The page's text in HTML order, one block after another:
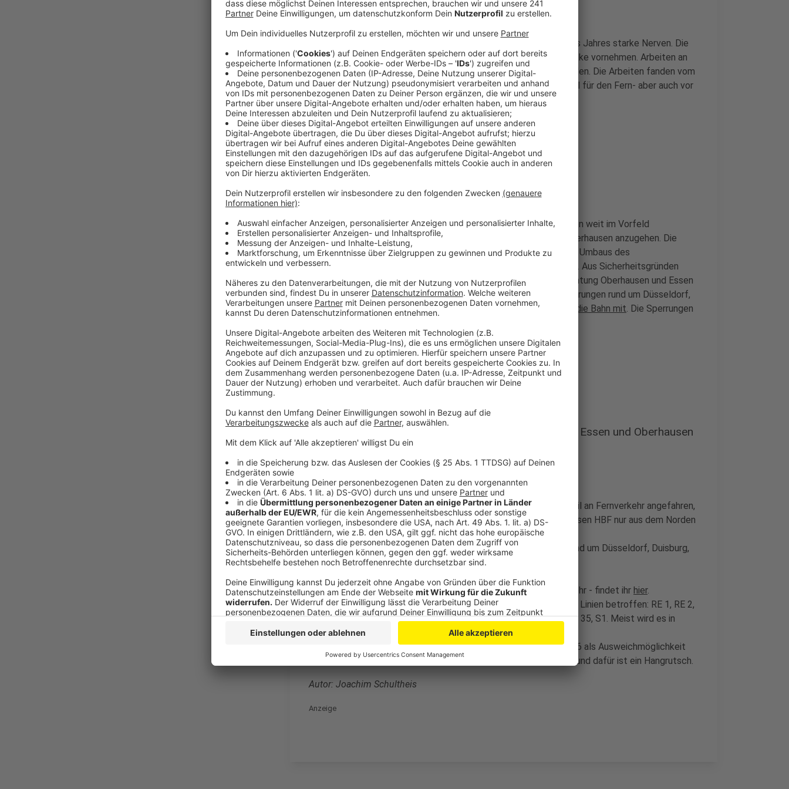
Viele Pendler zwischen Essen und Dortmund brauchten Anfag des Jahres starke Nerven. Die
Deutsche Bahn musste mehrere Umbaumaßnahmen auf der Strecke vornehmen. Arbeiten an
Gleisen, Weichen und der Oberleitung mussten durchgeführt werden. Die Arbeiten fanden vom
5. Januar (21 Uhr) bis 23. Februar (21 Uhr) statt. Dies hatte sowohl für den Fern- aber auch vor
allem für den Nahverkehr erhebliche Auswirkungen.
Anzeige
Weitere Sperrungen folgen in 2024
Doch die nächste Baustelle folgt umgehend. Die Bahn hatte schon weit im Vorfeld
angekündigt, als nächstes die Strecke zwischen Duisburg und Oberhausen anzugehen. Die
Ursache dafür ist das Autobahnkreuz Kaiserberg. "Im Rahmen des Umbaus des
Autobahnkreuzes Kaiserberg wird ein Brückenbauwerk abgerissen. Aus Sicherheitsgründen
müssen die darunter verlaufenden Bahngleise von Duisburg in Richtung Oberhausen und Essen
vollständig gesperrt werden. Dies führt zu größeren Fahrplanänderungen rund um Düsseldorf,
Duisburg, Oberhausen, Mülheim (Ruhr), Essen und Bochum",
teilte die Bahn mit. Die Sperrungen
Anzeige
Anzeige
Die Auswirkungen der Bauarbeiten zwischen Duisburg, Essen und Oberhausen
im Überblick
Anzeige
Duisburg HBF und Essen HBF werden vom 23. März bis 8. April an Fernverkehr angefahren,
Duisburg HBF allerdings nur aus dem Süden kommend und Essen HBF nur aus dem Norden
kommend.
Die Bahn kündigt in der Zeit "größere Fahrplanänderungen" rund um Düsseldorf, Duisburg,
Oberhausen, Mülhem, Essen und Bochum an.
Einzelne Zwischenhalte entfallen.
Detailliertere Bahn-Maßnahmen - vor allem für den Fernverkehr - findet ihr hier.
Im Nahverkehr innerhalb Nordrhein-Westfalens sind folgende Linien betroffen: RE 1, RE 2,
RE 3, RE 5, RE 6, RE 11, RE 19, RE 42, RE 44, RB 32, RB 33, RB 35, S1. Meist wird es in
besagten Städten zu einem Schienenersatzverkehr kommen.
Wer zwischen Essen und Düsselorf pendeln will konnte die S6 als Ausweichmöglichkeit
benutzen. Allerdings ist auch diese Bahnstrecke gesperrt. Grund dafür ist ein Hangrutsch.
Autor: Joachim Schultheis
Anzeige